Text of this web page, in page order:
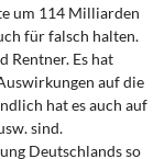
um 114 Milliarden
für falsch halten.
Rentner. Es hat
auf die
hat es auch auf
sind.
Deutschlands so